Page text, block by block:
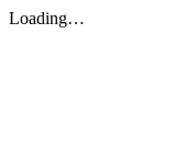
Loading…